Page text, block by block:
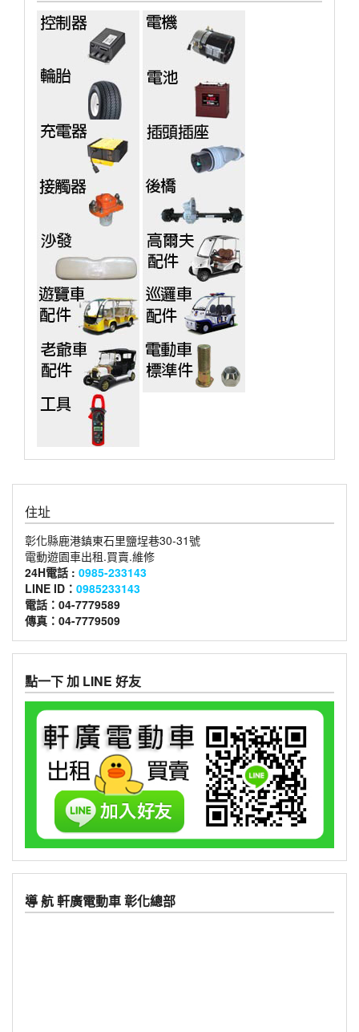
住址
彰化縣鹿港鎮東石里鹽埕巷30-31號
電動遊園車出租.買賣.維修
24H電話 : 0985-233143
LINE ID： 0985233143
電話：04-7779589
傳真：04-7779509
點一下 加 LINE 好友
導 航 軒廣電動車 彰化總部